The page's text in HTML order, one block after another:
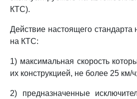
КТС).
Действие настоящего стандарта
на КТС:
1) максимальная скорость
их конструкцией, не более 25 км/ч;
2) предназначенные